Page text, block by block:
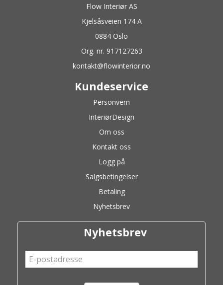
Flow Interiør AS
Kjelsåsveien 174 A
0884 Oslo
Org. nr. 917127263
kontakt@flowinterior.no
Kundeservice
Personvern
InteriørDesign
Om oss
Kontakt oss
Logg på
Salgsbetingelser
Betaling
Nyhetsbrev
Nyhetsbrev